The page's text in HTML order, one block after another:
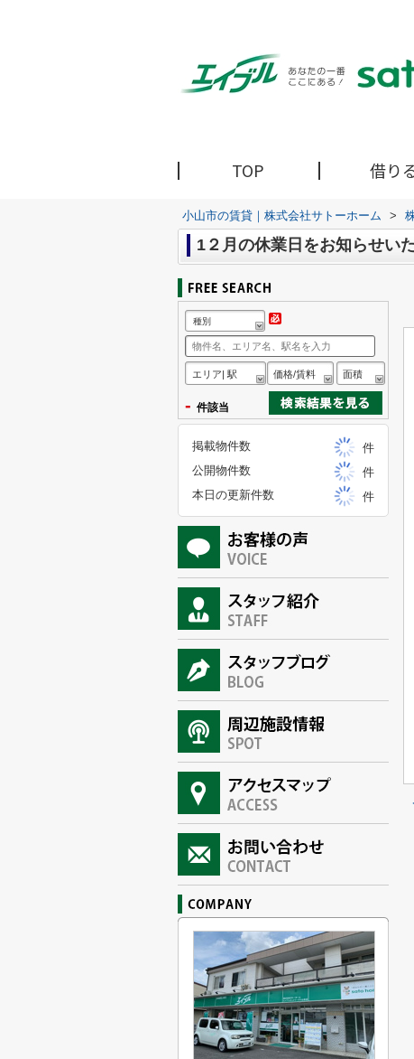
TOP 借り
小山市の賃貸｜株式会社サトーホーム >
1２月の休業日をお知らせい
種別
エリア| 駅 価格/賃料 面積
- 件該当
掲載物件数
件
公開物件数
件
本日の更新件数
件